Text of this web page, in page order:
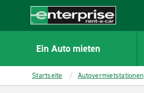
CONTENT
Enterprise
Ein Auto mieten
Startseite Autovermietstationen